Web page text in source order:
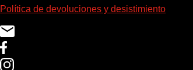
Política de devoluciones y desistimiento